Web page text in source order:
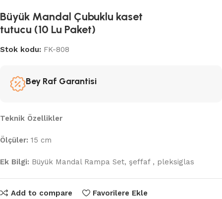
Büyük Mandal Çubuklu kaset
tutucu (10 Lu Paket)
Stok kodu: FK-808
Bey Raf Garantisi
Teknik Özellikler
Ölçüler: 15 cm
Ek Bilgi: Büyük Mandal Rampa Set, şeffaf , pleksiglas
Add to compare Favorilere Ekle